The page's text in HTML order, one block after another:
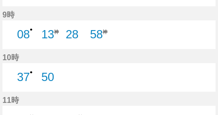
9時
08● 13神
28
58神
10時
37●
50
11時